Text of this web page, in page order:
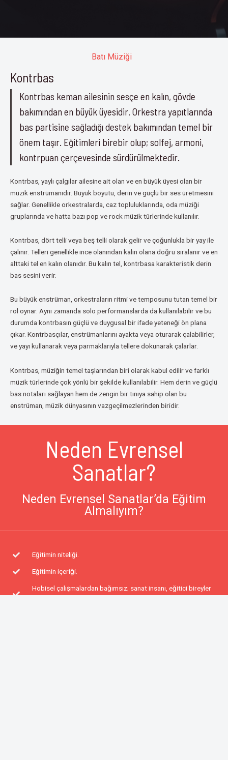
Batı Müziği
Kontrbas
Kontrbas keman ailesinin sesçe en kalın, gövde
bakımından en büyük üyesidir. Orkestra yapıtlarında
bas partisine sağladığı destek bakımından temel bir
önem taşır. Eğitimleri birebir olup; solfej, armoni,
kontrpuan çerçevesinde sürdürülmektedir.
Kontrbas, yaylı çalgılar ailesine ait olan ve en büyük üyesi olan bir
müzik enstrümanıdır. Büyük boyutu, derin ve güçlü bir ses üretmesini
sağlar. Genellikle orkestralarda, caz topluluklarında, oda müziği
gruplarında ve hatta bazı pop ve rock müzik türlerinde kullanılır.
Kontrbas, dört telli veya beş telli olarak gelir ve çoğunlukla bir yay ile
çalınır. Telleri genellikle ince olanından kalın olana doğru sıralanır ve en
alttaki tel en kalın olanıdır. Bu kalın tel, kontrbasa karakteristik derin
bas sesini verir.
Bu büyük enstrüman, orkestraların ritmi ve temposunu tutan temel bir
rol oynar. Aynı zamanda solo performanslarda da kullanılabilir ve bu
durumda kontrbasın güçlü ve duygusal bir ifade yeteneği ön plana
çıkar. Kontrbasçılar, enstrümanlarını ayakta veya oturarak çalabilirler,
ve yayı kullanarak veya parmaklarıyla tellere dokunarak çalarlar.
Kontrbas, müziğin temel taşlarından biri olarak kabul edilir ve farklı
müzik türlerinde çok yönlü bir şekilde kullanılabilir. Hem derin ve güçlü
bas notaları sağlayan hem de zengin bir tınıya sahip olan bu
enstrüman, müzik dünyasının vazgeçilmezlerinden biridir.
Neden Evrensel
Sanatlar?
Neden Evrensel Sanatlar’da Eğitim
Almalıyım?
Eğitimin niteliği.
Eğitimin içeriği.
Hobisel çalışmalardan bağımsız; sanat insanı, eğitici bireyler